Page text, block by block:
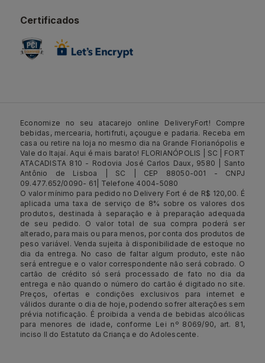
Certificados
Economize no seu atacarejo online DeliveryFort! Compre
bebidas, mercearia, hortifruti, açougue e padaria. Receba em
casa ou retire na loja no mesmo dia na Grande Florianópolis e
Vale do Itajaí. Aqui é mais barato! FLORIANÓPOLIS | SC | FORT
ATACADISTA 810 - Rodovia José Carlos Daux, 9580 | Santo
Antônio de Lisboa | SC | CEP 88050-001 - CNPJ
09.477.652/0090- 61| Telefone 4004-5080
O valor mínimo para pedido no Delivery Fort é de R$ 120,00. É
aplicada uma taxa de serviço de 8% sobre os valores dos
produtos, destinada à separação e à preparação adequada
de seu pedido. O valor total de sua compra poderá ser
alterado, para mais ou para menos, por conta dos produtos de
peso variável. Venda sujeita à disponibilidade de estoque no
dia da entrega. No caso de faltar algum produto, este não
será entregue e o valor correspondente não será cobrado. O
cartão de crédito só será processado de fato no dia da
entrega e não quando o número do cartão é digitado no site.
Preços, ofertas e condições exclusivos para internet e
válidos durante o dia de hoje, podendo sofrer alterações sem
prévia notificação. É proibida a venda de bebidas alcoólicas
para menores de idade, conforme Lei nº 8069/90, art. 81,
inciso II do Estatuto da Criança e do Adolescente.